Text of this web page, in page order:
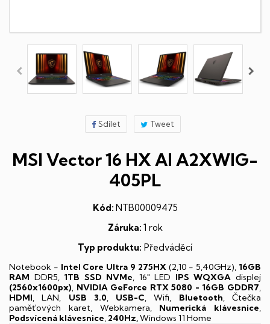
Sdílet Tweet
MSI Vector 16 HX AI A2XWIG-
405PL
Kód: NTB00009475
Záruka: 1 rok
Typ produktu: Předváděcí
Notebook - Intel Core Ultra 9 275HX (2,10 - 5,40GHz),16GB
RAM DDR5,1TB SSD NVMe, 16" LED IPS WQXGA displej
(2560x1600px), NVIDIA GeForce RTX 5080 - 16GB GDDR7,
HDMI, LAN, USB 3.0, USB-C, Wifi, Bluetooth, Čtečka
paměťových karet, Webkamera, Numerická klávesnice,
Podsvícená klávesnice, 240Hz,Windows 11 Home